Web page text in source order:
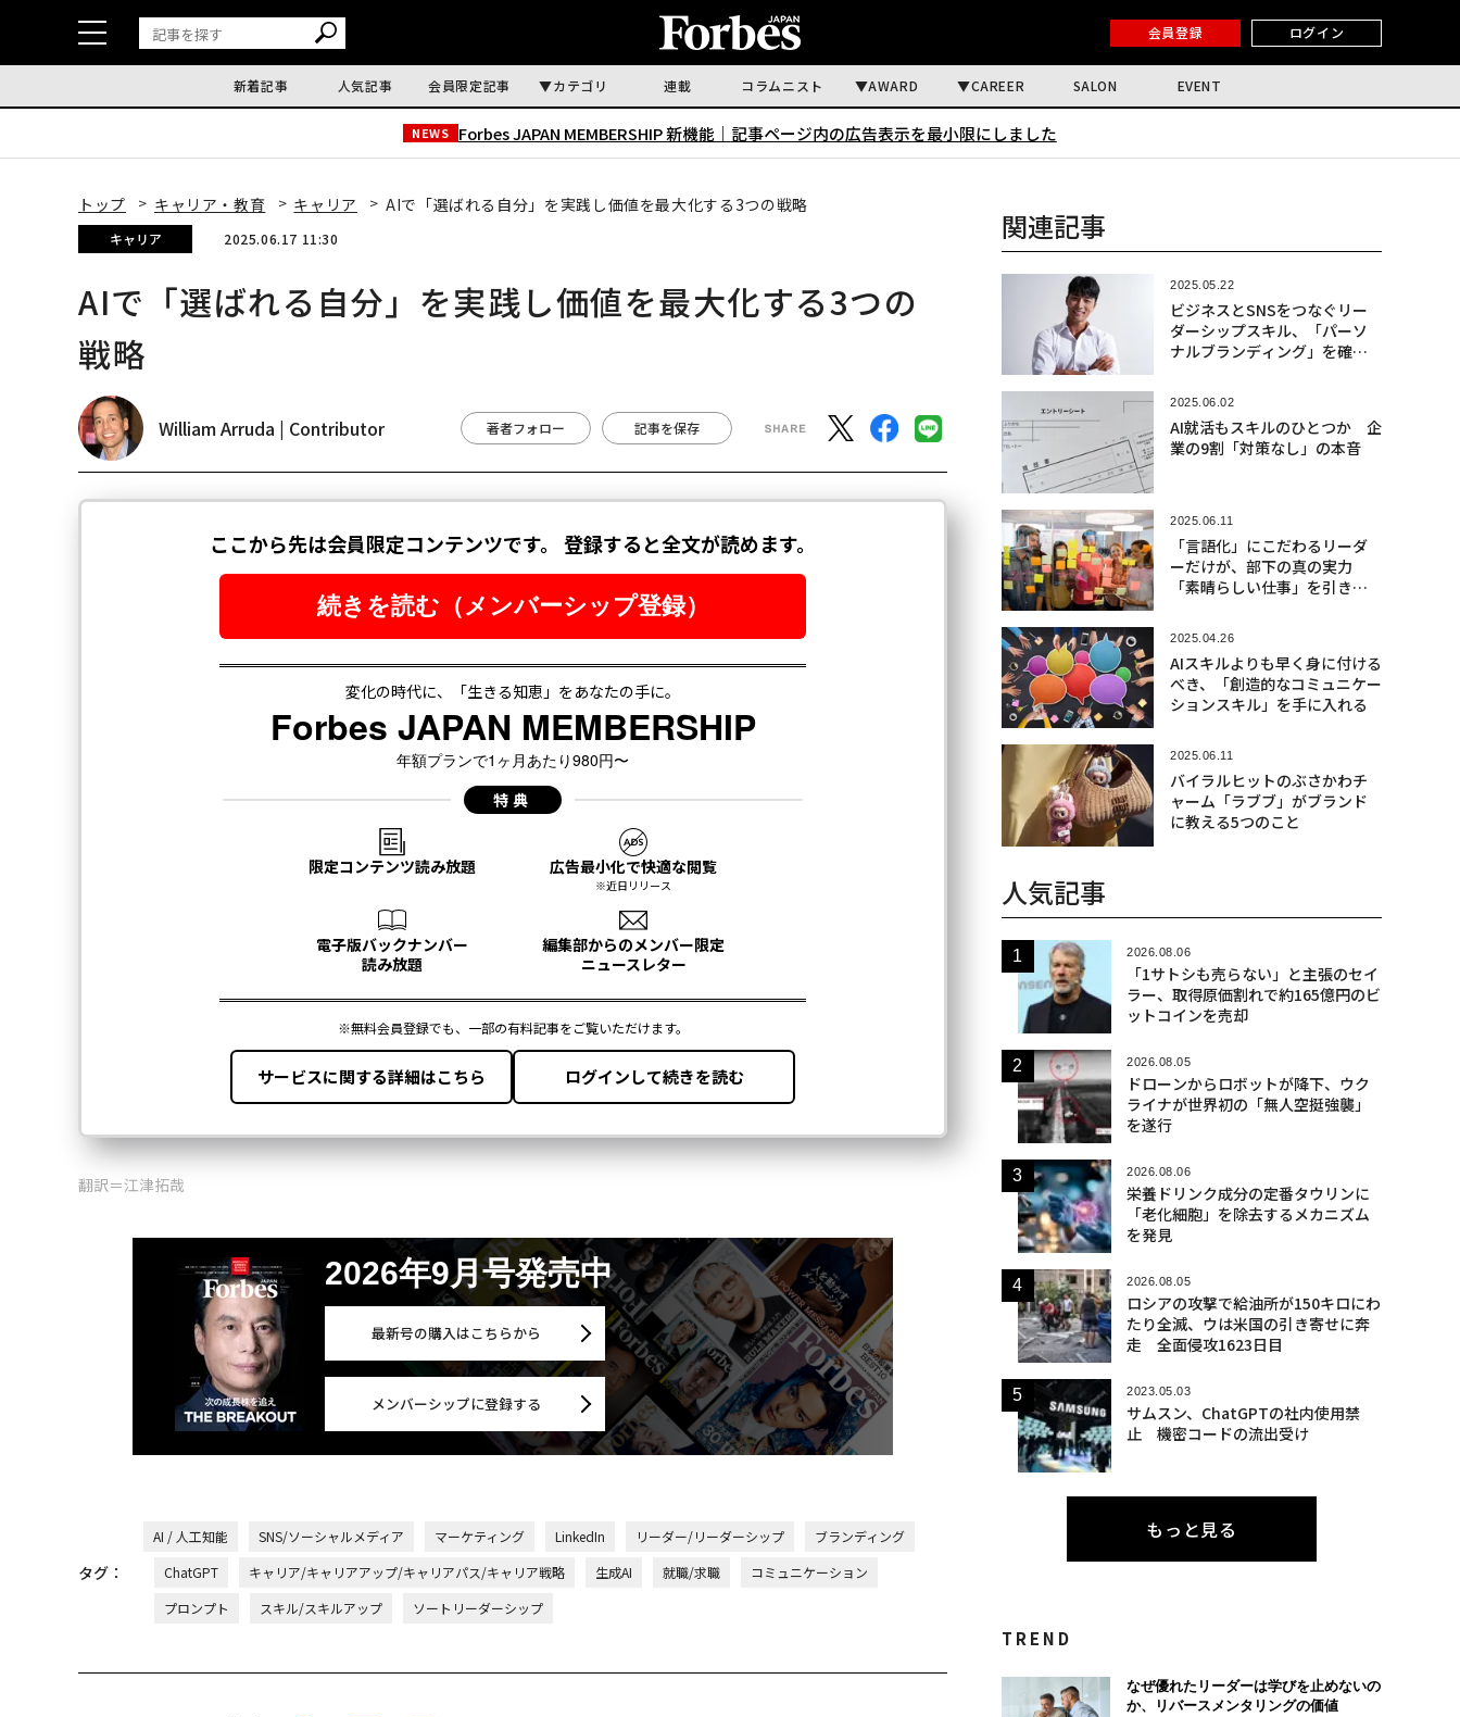
会員登録 ログイン
新着記事 人気記事 会員限定記事 カテゴリ 連載 コラムニスト AWARD CAREER SALON EVENT
NEWS Forbes JAPAN MEMBERSHIP 新機能｜ 記事ページ内の広告表示を最小限にしました
トップ キャリア・教育 キャリア AIで「選ばれる自分」を実践し価値を最大化する3つの戦略
キャリア 2025.06.17 11:30
AIで「選ばれる自分」を実践し価値を最大化する3つの
戦略
William Arruda | Contributor 著者フォロー 記事を保存
翻訳＝江津拓哉
2026年9月号発売中
最新号の購入はこちらから
メンバーシップに登録する
タグ：
AI / 人工知能 SNS/ソーシャルメディア マーケティング LinkedIn リーダー/リーダーシップ
ブランディング
ChatGPT
キャリア/キャリアアップ/キャリアパス/キャリア戦略 生成AI 就職/求職
コミュニケーション
プロンプト
スキル/スキルアップ ソートリーダーシップ
関連記事
2025.05.22
ビジネスとSNSをつなぐリー
ダーシップスキル、「パーソ
ナルブランディング」を確立
2025.06.02
AI就活もスキルのひとつか 企
業の9割「対策なし」の本音
2025.06.11
「言語化」にこだわるリーダ
ーだけが、部下の真の実力
「素晴らしい仕事」を引き出
2025.04.26
AIスキルよりも早く身に付ける
べき、「創造的なコミュニケー
ションスキル」を手に入れる
2025.06.11
バイラルヒットのぶさかわチ
ャーム「ラブブ」がブランド
に教える5つのこと
人気記事
2026.08.06
「1サトシも売らない」と主張のセイ
ラー、取得原価割れで約165億円のビ
ットコインを売却
2026.08.05
ドローンからロボットが降下、ウク
ライナが世界初の「無人空挺強襲」
を遂行
2026.08.06
栄養ドリンク成分の定番タウリンに
「老化細胞」を除去するメカニズム
を発見
2026.08.05
ロシアの攻撃で給油所が150キロにわ
たり全滅、ウは米国の引き寄せに奔
走 全面侵攻1623日目
2023.05.03
サムスン、ChatGPTの社内使用禁
止 機密コードの流出受け
もっと見る
TREND
なぜ優れたリーダーは学びを止めないの
か、リバースメンタリングの価値